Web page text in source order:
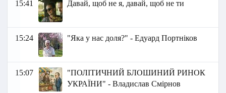
15:41 Давай, щоб не я, давай, щоб не ти
15:24 "Яка у нас доля?" - Едуард Портніков
15:07
"ПОЛІТИЧНИЙ БЛОШИНИЙ РИНОК
УКРАЇНИ" - Владислав Смірнов